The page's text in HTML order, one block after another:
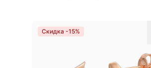
Скидка -15%